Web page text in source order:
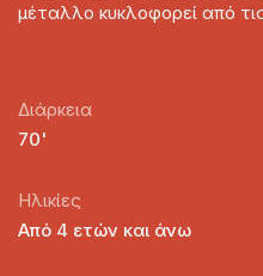
μέταλλο κυκλοφορεί από
Διάρκεια
70'
Ηλικίες
Από 4 ετών και άνω